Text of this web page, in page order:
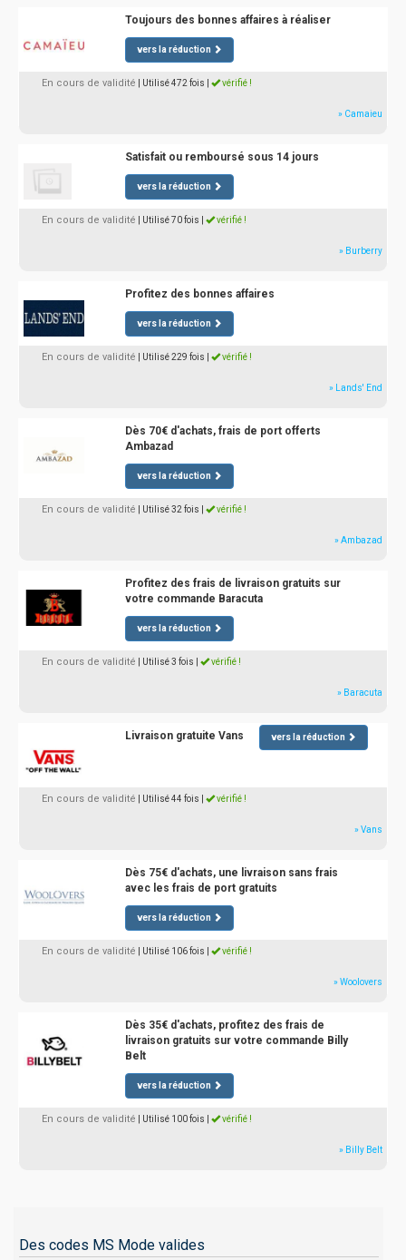
Toujours des bonnes affaires à réaliser
vers la réduction
En cours de validité | Utilisé 472 fois vérifié !
» Camaieu
Satisfait ou remboursé sous 14 jours
vers la réduction
En cours de validité | Utilisé 70 fois vérifié !
» Burberry
Profitez des bonnes affaires
vers la réduction
En cours de validité | Utilisé 229 fois vérifié !
» Lands' End
Dès 70€ d'achats, frais de port offerts
Ambazad
vers la réduction
En cours de validité | Utilisé 32 fois vérifié !
» Ambazad
Profitez des frais de livraison gratuits sur
votre commande Baracuta
vers la réduction
En cours de validité | Utilisé 3 fois vérifié !
» Baracuta
Livraison gratuite Vans vers la réduction
En cours de validité | Utilisé 44 fois vérifié !
» Vans
Dès 75€ d'achats, une livraison sans frais
avec les frais de port gratuits
vers la réduction
En cours de validité | Utilisé 106 fois vérifié !
» Woolovers
Dès 35€ d'achats, profitez des frais de
livraison gratuits sur votre commande Billy
Belt
vers la réduction
En cours de validité | Utilisé 100 fois vérifié !
» Billy Belt
Des codes MS Mode valides